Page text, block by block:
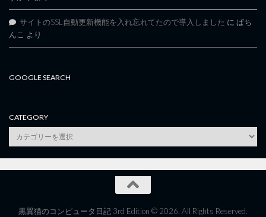
サイトのSSL自動更新機能を入れ忘れてたので導入しました に ぱち
んこ より
GOOGLE SEARCH
CATEGORY
category
黒翼猫のコンピュータ日記 3rd Edition © 2026. All Rights Reserved.